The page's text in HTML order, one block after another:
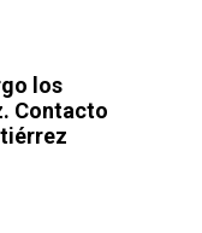
los
Contacto